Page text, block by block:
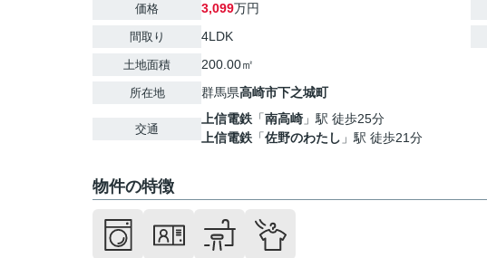
価格 3,099万円
間取り 4LDK
土地面積 200.00㎡
所在地 群馬県高崎市下之城町
交通
上信電鉄 「南高崎 」駅 徒歩25分
上信電鉄 「佐野のわたし 」駅 徒歩21分
物件の特徴